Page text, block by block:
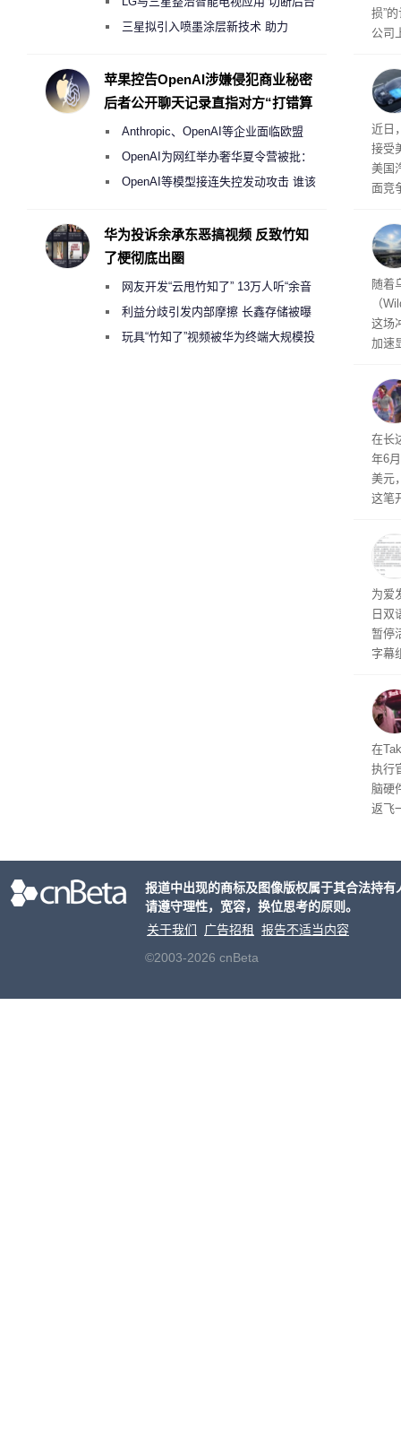
损”
公司
事
给
近日
接受
美国
面竞
性。
经
随着
（
这场
加速
物
毁，
评
米，
上。
依
在长
年6
美元
这笔
称
器、
事
行官
容体
为爱
日双
暂停
字幕
流
在
执行
脑硬
返飞
偷偷共享带宽的违规行为
三星拟引入喷墨涂层新技术 助力
度
苹果控告OpenAI涉嫌侵犯商业秘密
后者公开聊天记录直指对方“打错算
Anthropic、OpenAI等企业面临欧盟
《人工智能法案》全新执法权限审查
OpenAI为网红举办奢华夏令营被批：
2000美元一晚 遭讽“反乌托邦”
OpenAI等模型接连失控发动攻击 谁该
华为投诉余承东恶搞视频 反致竹知
了梗彻底出圈
网友开发“云甩竹知了” 13万人听“余音
绕梁”利益分歧引发内部摩擦 长鑫存储被曝
曾将华为驻场工程师驱逐出研发基地
玩具“竹知了”视频被华为终端大规模投
报道中出现的商标及图像版权属于其合法持
请遵守理性，宽容，换位思考的原则。
关于我们
广告招租
报告不适当内容
©2003-2026 cnBeta